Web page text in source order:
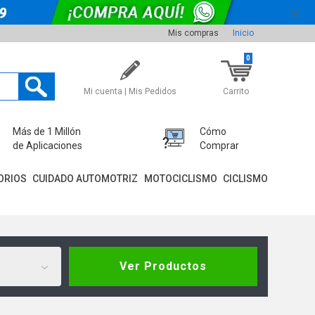
Mis compras Inicio
Mi cuenta | Mis Pedidos Carrito
0
Más de 1 Millón
de Aplicaciones
Cómo
Comprar
CUIDADO AUTOMOTRIZ MOTOCICLISMO CICLISMO
Ver Productos